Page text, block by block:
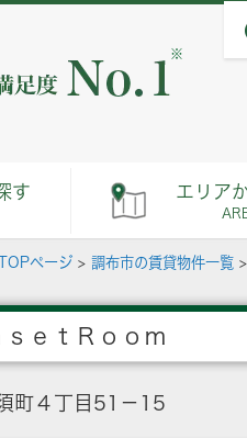
※
す エリア
ページ > 調布市の賃貸物件一覧 >
ｓｅｔＲｏｏｍ
町４丁目51－15